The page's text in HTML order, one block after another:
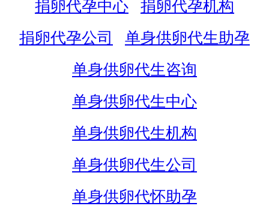
捐卵代孕中心
捐卵代孕机构
捐卵代孕公司
单身供卵代生助孕
单身供卵代生咨询
单身供卵代生中心
单身供卵代生机构
单身供卵代生公司
单身供卵代怀助孕